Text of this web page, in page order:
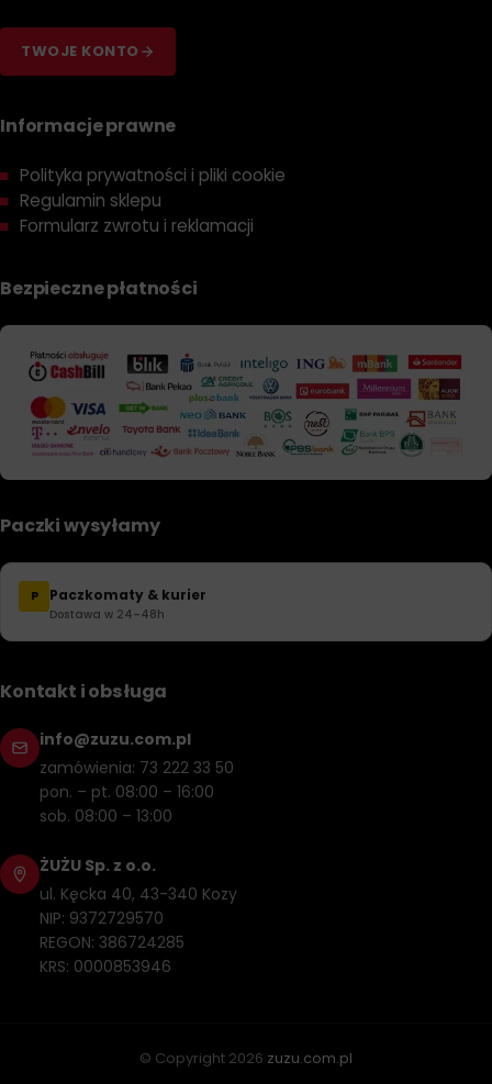
TWOJE KONTO
Informacje prawne
Polityka prywatności i pliki cookie
Regulamin sklepu
Formularz zwrotu i reklamacji
Bezpieczne płatności
Paczki wysyłamy
P Paczkomaty & kurier
Dostawa w 24–48h
Kontakt i obsługa
info@zuzu.com.pl
zamówienia: 73 222 33 50
pon. – pt. 08:00 – 16:00
sob. 08:00 – 13:00
ŻUŻU Sp. z o.o.
ul. Kęcka 40, 43-340 Kozy
NIP: 9372729570
REGON: 386724285
KRS: 0000853946
© Copyright 2026 zuzu.com.pl